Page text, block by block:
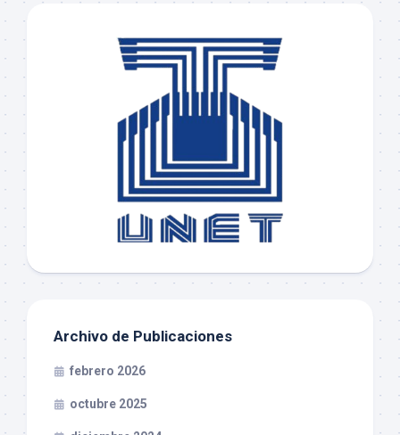
Archivo de Publicaciones
febrero 2026
octubre 2025